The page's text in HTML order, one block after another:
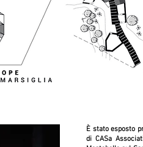
È stato esposto
di CASa